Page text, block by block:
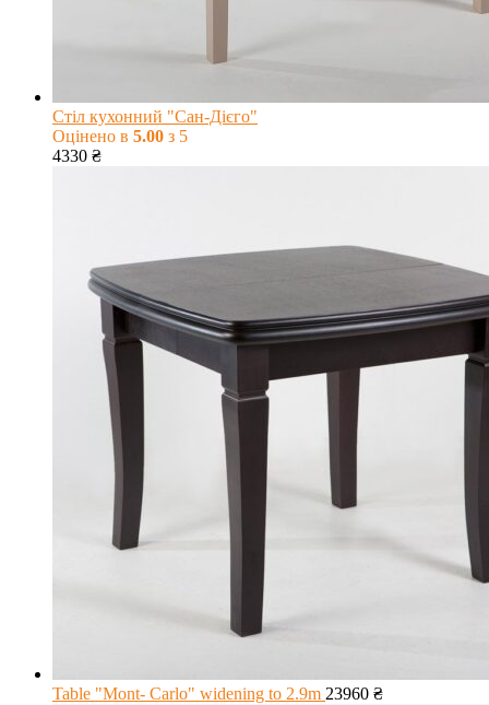
Стіл кухонний "Сан-Дієго"
Оцінено в 5.00 з 5
4330 ₴
Table "Mont- Carlo" widening to 2.9m 23960 ₴